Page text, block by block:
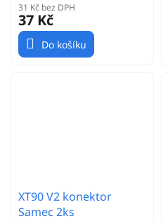
31 Kč bez DPH
37 Kč
Do košíku
XT90 V2 konektor
Samec 2ks